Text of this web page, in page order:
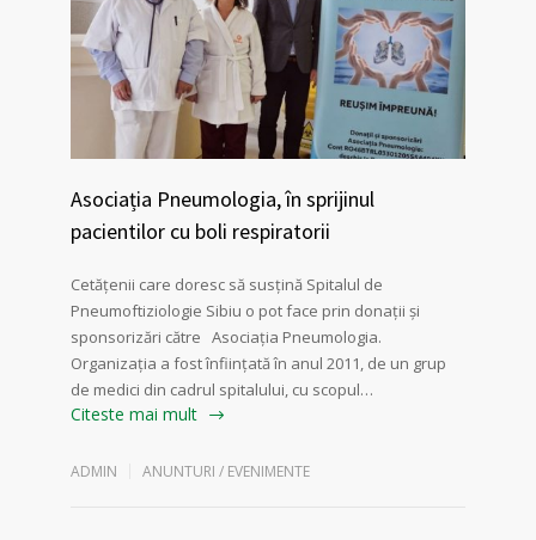
Asociația Pneumologia, în sprijinul
pacientilor cu boli respiratorii
Cetățenii care doresc să susțină Spitalul de
Pneumoftiziologie Sibiu o pot face prin donații și
sponsorizări către Asociația Pneumologia.
Organizația a fost înființată în anul 2011, de un grup
de medici din cadrul spitalului, cu scopul…
Citeste mai mult
ADMIN ANUNTURI / EVENIMENTE